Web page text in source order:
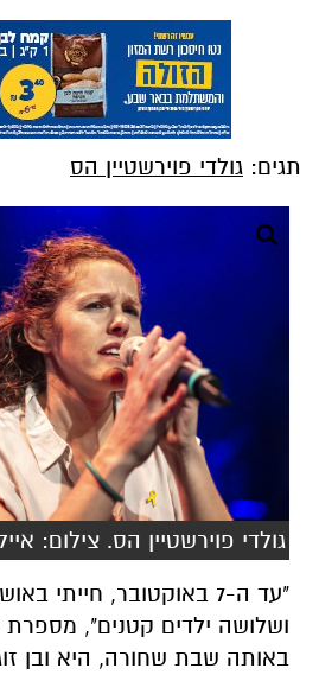
תגים: גולדי פוירשטיין הס
גולדי פוירשטיין הס. צילום:
"עד ה-7 באוקטובר, חייתי
ושלושה ילדים קטנים", מספרת
באותה שבת שחורה, היא ובן